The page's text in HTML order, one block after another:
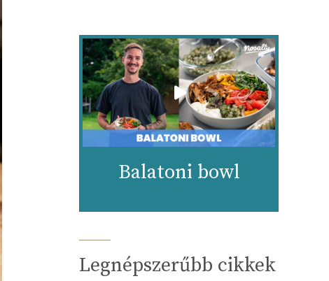
Balatoni bowl
Legnépszerűbb cikkek